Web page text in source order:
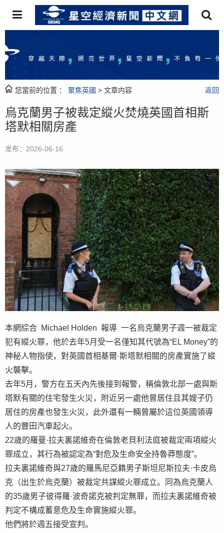
您當前的位置 ： 聚焦英國 > 文章内容 返回
烏克蘭男子被裁定縱火焚燒英國首相斯
塔默相關房產
发布：2026-06-16
本網綜合 Michael Holden 報導 一名烏克蘭男子週一被裁定
犯有縱火罪，他於去年5月受一名僅知其代號為“EL Money”的
神秘人物指使，對英國首相基爾·斯塔默相關的房產實施了縱
火襲擊。
去年5月，警方在五天內先後接到報警，稱倫敦北部一處與斯
塔默有關的住宅發生火災，附近另一處他曾居住且其嫂子仍
居住的房產也發生火災，此外還有一輛曾屬於這位英國領導
人的豐田汽車起火。
22歲的羅曼·拉夫裏諾維奇在倫敦老貝利法庭被裁定兩項縱火
罪成立，其行為被認定為“對危及生命安全持魯莽態度”。
拉夫裏諾維奇與27歲的羅馬尼亞籍男子斯坦尼斯拉夫·卡皮烏
克（出生於烏克蘭）被裁定共謀縱火罪成立。同為烏克蘭人
的35歲男子彼得羅·波奇諾克被判定無罪，而拉夫裏諾維奇被
判定不構成蓄意危及生命實施縱火罪。
他們將於週五接受宣判。